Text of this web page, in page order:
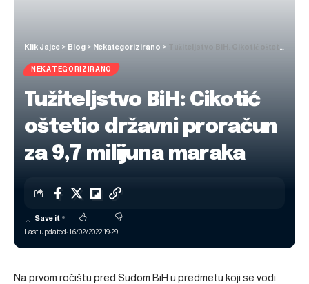
Klik Jajce > Blog > Nekategorizirano >
NEKATEGORIZIRANO
Tužiteljstvo BiH: Cikotić
oštetio državni proračun
za 9,7 milijuna maraka
Last updated: 16/02/2022 19:29
Na prvom ročištu pred Sudom BiH u predmetu koji se vodi